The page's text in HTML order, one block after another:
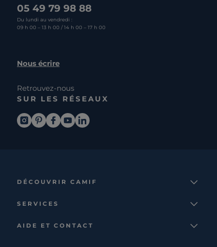
05 49 79 98 88
Du lundi au vendredi :
09 h 00 – 13 h 00 / 14 h 00 – 17 h 00
Nous écrire
Retrouvez-nous
SUR LES RÉSEAUX
DÉCOUVRIR CAMIF
Nos collections
SERVICES
AIDE ET CONTACT